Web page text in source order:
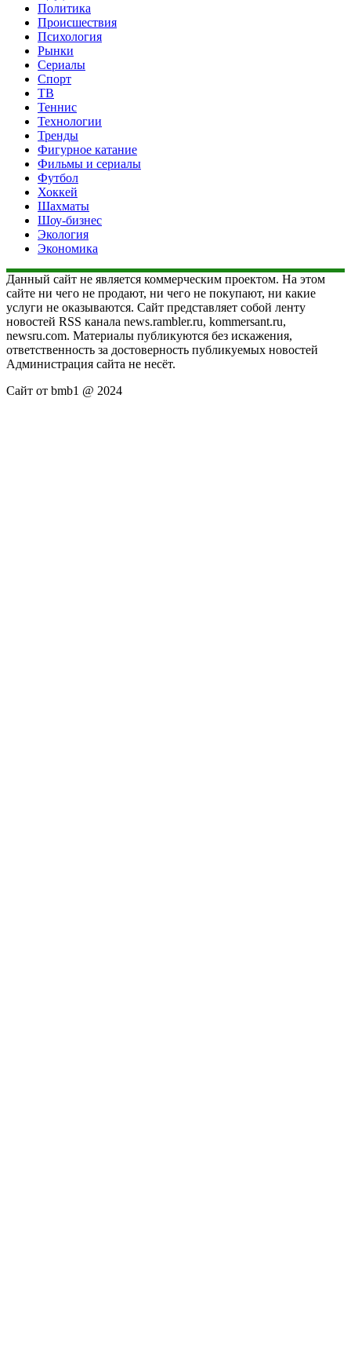
Политика
Происшествия
Психология
Рынки
Сериалы
Спорт
ТВ
Теннис
Технологии
Тренды
Фигурное катание
Фильмы и сериалы
Футбол
Хоккей
Шахматы
Шоу-бизнес
Экология
Экономика
Данный сайт не является коммерческим проектом. На этом
сайте ни чего не продают, ни чего не покупают, ни какие
услуги не оказываются. Сайт представляет собой ленту
новостей RSS канала news.rambler.ru, kommersant.ru,
newsru.com. Материалы публикуются без искажения,
ответственность за достоверность публикуемых новостей
Администрация сайта не несёт.
Сайт от bmb1 @ 2024